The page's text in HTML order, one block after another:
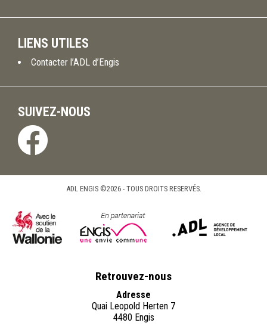
LIENS UTILES
Contacter l’ADL d’Engis
SUIVEZ-NOUS
ADL ENGIS ©2026 - TOUS DROITS RESERVÉS.
Retrouvez-nous
Adresse
Quai Leopold Herten 7
4480 Engis